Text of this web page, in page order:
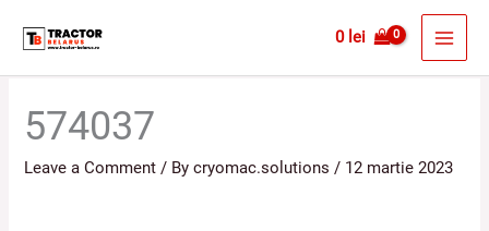
content
0 lei
574037
Leave a Comment / Bycryomac.solutions/ 12 martie 2023